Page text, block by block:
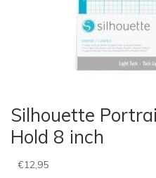
Silhouette
Hold 8 inch
€12,95